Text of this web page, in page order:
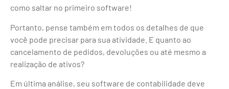
como saltar no primeiro software!
Portanto, pense também em todos os detalhes de que
você pode precisar para sua atividade. E quanto ao
cancelamento de pedidos, devoluções ou até mesmo a
realização de ativos?
Em última análise, seu software de contabilidade deve